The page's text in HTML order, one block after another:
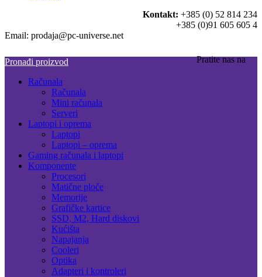
Kontakt: +385 (0) 52 814 234
+385 (0)91 605 605 4
Email: prodaja@pc-universe.net
Pratite nas na
Pronađi proizvod
Računala
Računala
Mini računala
Serveri
Laptopi i oprema
Laptopi
Laptopi – oprema
Gaming računala i laptopi
Komponente
Procesori
Matične ploče
Memorije
Grafičke kartice
SSD, M2, Hard diskovi
Kućišta
Napajanja
Cooleri
Optika
Adapteri i kontroleri